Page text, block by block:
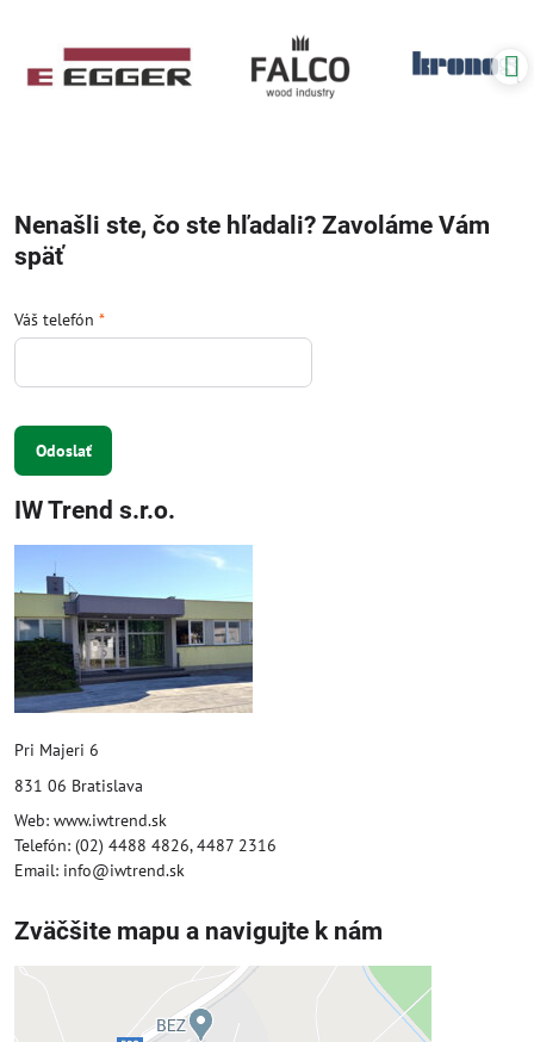
Nenašli ste, čo ste hľadali? Zavoláme Vám
späť
Váš telefón *
Odoslať
IW Trend s.r.o.
Pri Majeri 6
831 06 Bratislava
Web: www.iwtrend.sk
Telefón: (02) 4488 4826, 4487 2316
Email: info@iwtrend.sk
Zväčšite mapu a navigujte k nám